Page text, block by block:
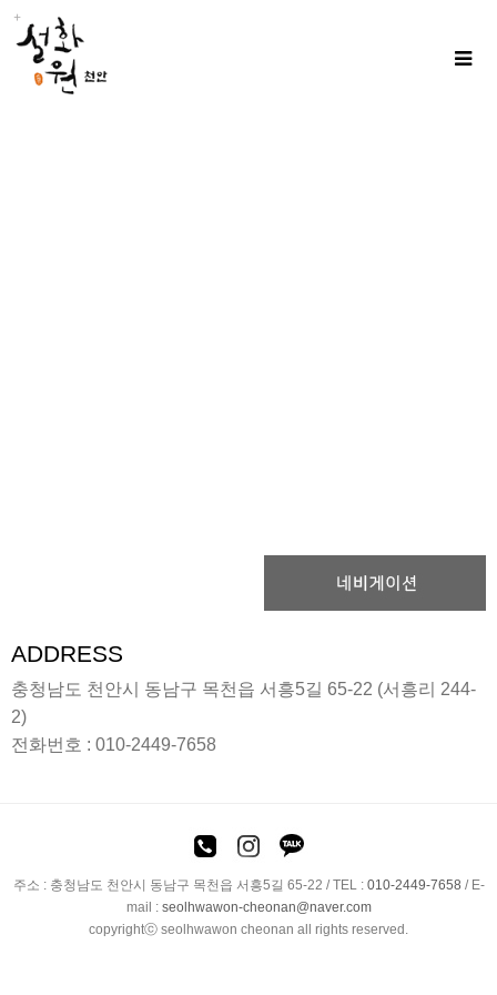
ADDRESS
충청남도 천안시 동남구 목천읍 서흥5길 65-22 (서흥리 244-
2)
전화번호 : 010-2449-7658
주소 : 충청남도 천안시 동남구 목천읍 서흥5길 65-22 / TEL : 010-2449-7658 / E-
mail : seolhwawon-cheonan@naver.com
copyrightⓒ seolhwawon cheonan all rights reserved.